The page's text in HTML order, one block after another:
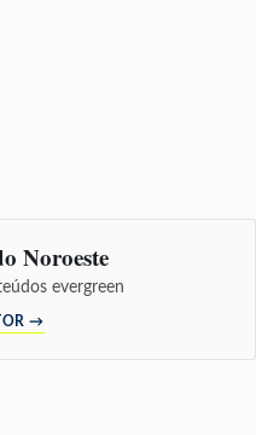
Noroeste
evergreen
→